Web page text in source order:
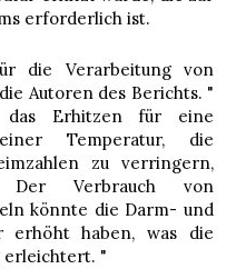
erforderlich ist.
die Verarbeitung von
Autoren des Berichts. "
Erhitzen für eine
Temperatur, die
zu verringern,
Verbrauch von
könnte die Darm- und
erhöht haben, was die
erleichtert. "